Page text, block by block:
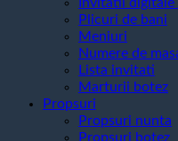
Plicuri de bani
Meniuri
Numere de
Lista invitati
Marturii botez
Propsuri
Propsuri nunta
Propsuri botez